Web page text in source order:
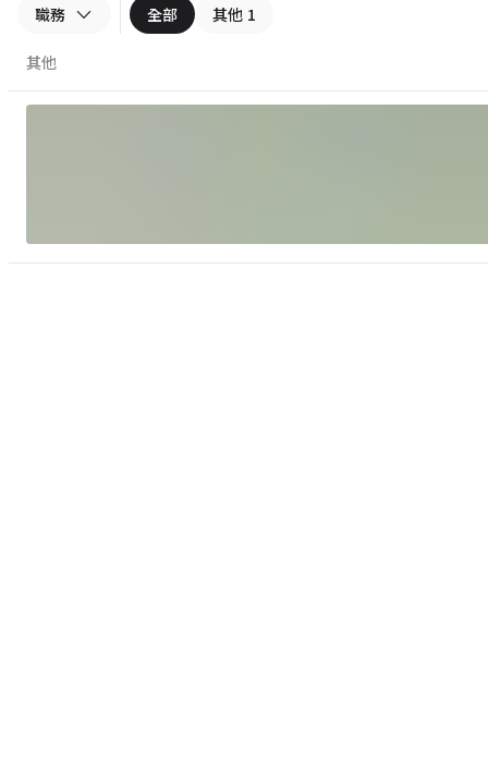
職務 全部 其他 1
其他